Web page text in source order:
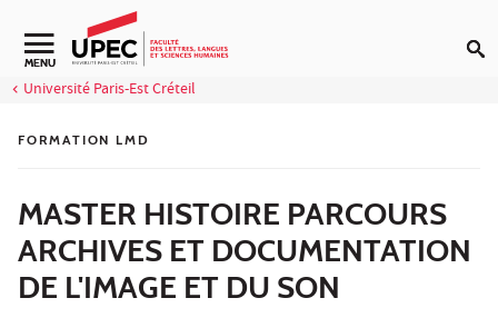
Aller au contenu
Navigation secondaire
MENU
Université Paris-Est Créteil
FORMATION LMD
MASTER HISTOIRE PARCOURS
ARCHIVES ET DOCUMENTATION
DE L'IMAGE ET DU SON